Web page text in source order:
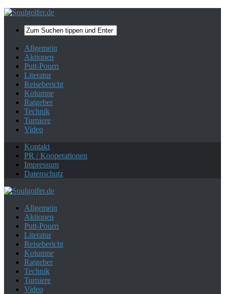
Allgemein
Aktionen
Putt-Pourri
Literatur
Reisebericht
Kolumne
Ratgeber
Technik
Turniere
Video
Kontakt
PR / Kooperationen
Impressum
Datenschutz
Allgemein
Aktionen
Putt-Pourri
Literatur
Reisebericht
Kolumne
Ratgeber
Technik
Turniere
Video
Mehr zum Datenschutz. Ok, danke!